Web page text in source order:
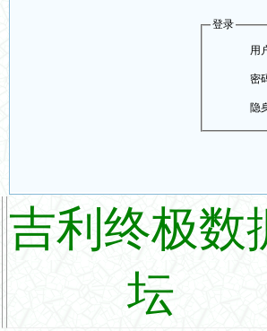
登录
用
密
隐
吉利终极数
坛